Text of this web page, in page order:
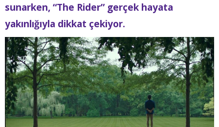
sunarken, “The Rider” gerçek hayata
yakınlığıyla dikkat çekiyor.